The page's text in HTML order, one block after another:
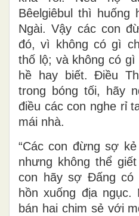
Bêelgiêbul thì
Ngài. Vậy các con
đó, vì không có gì
thố lộ; và không có
hề hay biết. Ðiều
trong bóng tối, hãy
điều các con nghe rỉ
mái nhà.
“Các con đừng sợ
nhưng không thể
con hãy sợ Ðấng có
hồn xuống địa ngục.
bán hai chim sẻ với